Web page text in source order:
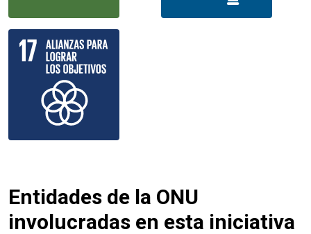
Entidades de la ONU
involucradas en esta iniciativa